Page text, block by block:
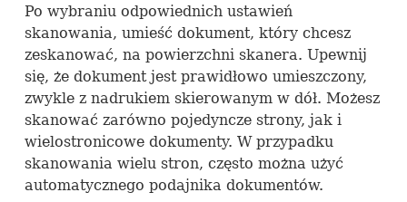
Po wybraniu odpowiednich ustawień
skanowania, umieść dokument, który chcesz
zeskanować, na powierzchni skanera. Upewnij
się, że dokument jest prawidłowo umieszczony,
zwykle z nadrukiem skierowanym w dół. Możesz
skanować zarówno pojedyncze strony, jak i
wielostronicowe dokumenty. W przypadku
skanowania wielu stron, często można użyć
automatycznego podajnika dokumentów.